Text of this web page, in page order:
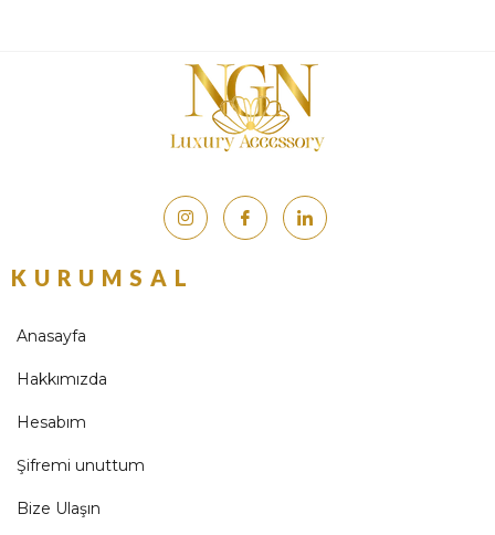
KURUMSAL
Anasayfa
Hakkımızda
Hesabım
Şifremi unuttum
Bize Ulaşın